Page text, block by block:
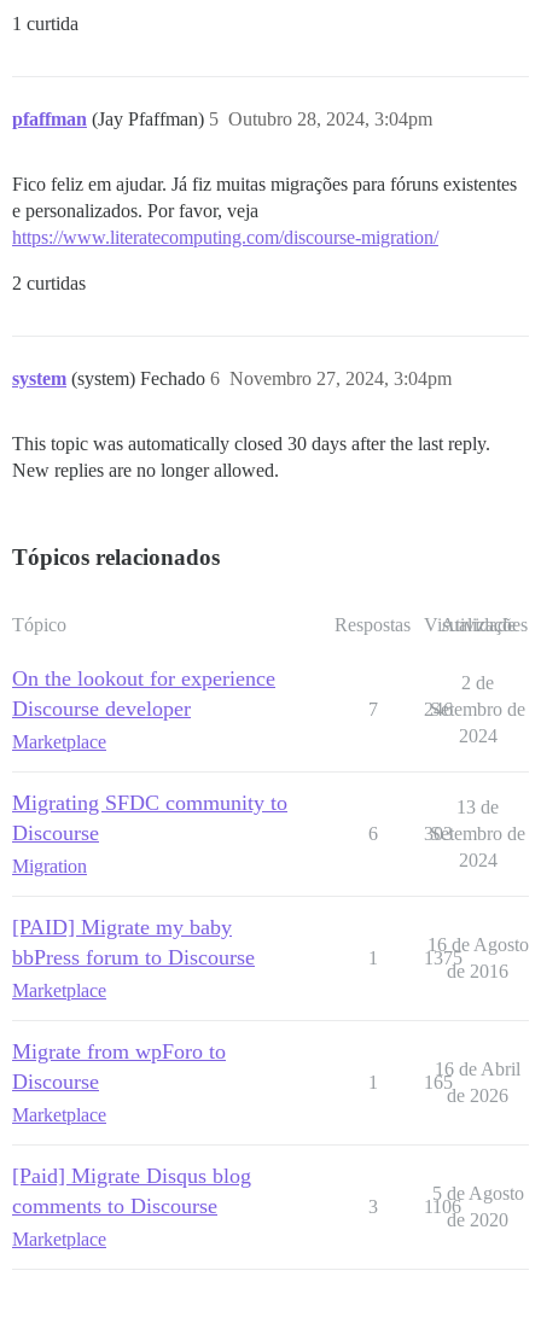
1 curtida
pfaffman (Jay Pfaffman) Outubro 28, 2024, 3:04pm
5
Fico feliz em ajudar. Já fiz muitas migrações para fóruns existentes
e personalizados. Por favor, veja
https://www.literatecomputing.com/discourse-migration/
2 curtidas
system (system) Fechado Novembro 27, 2024, 3:04pm
6
This topic was automatically closed 30 days after the last reply.
New replies are no longer allowed.
Tópicos relacionados
Tópico Respostas Visualizações
Atividade
On the lookout for experience
Discourse developer
Marketplace
7 246
2 de
Setembro de
2024
Migrating SFDC community to
Discourse
Migration
6 303
13 de
Setembro de
2024
[PAID] Migrate my baby
bbPress forum to Discourse
Marketplace
1 1375
16 de Agosto
de 2016
Migrate from wpForo to
Discourse
Marketplace
1 165
16 de Abril
de 2026
[Paid] Migrate Disqus blog
comments to Discourse
Marketplace
3 1106
5 de Agosto
de 2020